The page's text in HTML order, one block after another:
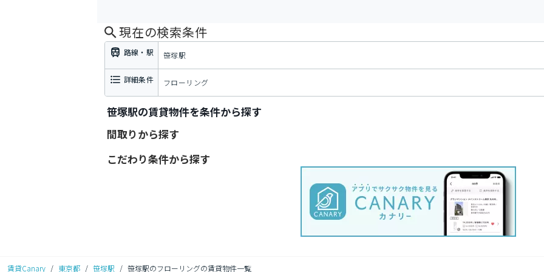
現在の検索条件
路線・駅 笹塚駅
詳細条件 フローリング
笹塚駅の賃貸物件を条件から探す
間取りから探す
こだわり条件から探す
賃貸Canary / 東京都 / 笹塚駅 / 笹塚駅のフローリングの賃貸物件一覧